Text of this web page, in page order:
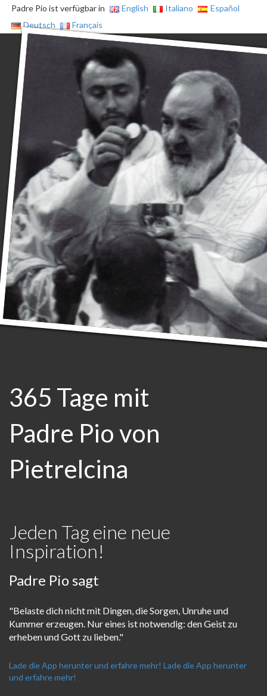
Padre Pio ist verfügbar in English Italiano
Español
Deutsch
Français
365 Tage mit
Padre Pio von
Pietrelcina
Jeden Tag eine neue
Inspiration!
Padre Pio sagt
"Belaste dich nicht mit Dingen, die Sorgen, Unruhe und
Kummer erzeugen. Nur eines ist notwendig: den Geist zu
erheben und Gott zu lieben."
Lade die App herunter und erfahre mehr! Lade die App herunter
und erfahre mehr!